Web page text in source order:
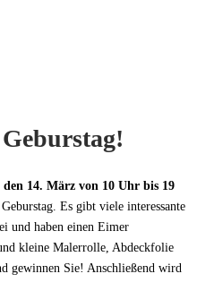
den 14. März von 10 Uhr bis 19
Es gibt viele interessante
und haben einen Eimer
kleine Malerrolle, Abdeckfolie
gewinnen Sie! Anschließend wird